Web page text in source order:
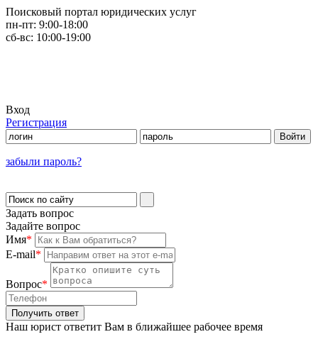
Поисковый портал юридических услуг
пн-пт: 9:00-18:00
сб-вс: 10:00-19:00
Вход
Регистрация
забыли пароль?
Задать вопрос
Задайте вопрос
Имя*
E-mail*
Вопрос*
Наш юрист ответит Вам в ближайшее рабочее время